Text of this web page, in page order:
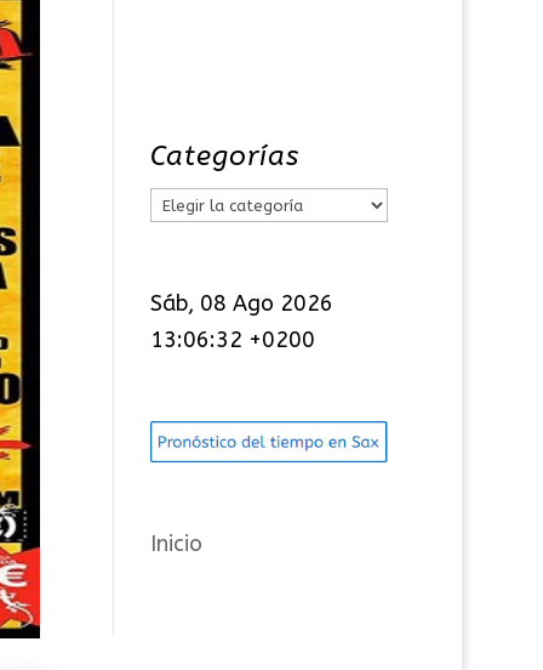
Categorías
C
e
g
r
í
s
Sáb, 08 Ago 2026
13:06:32 +0200
Inicio